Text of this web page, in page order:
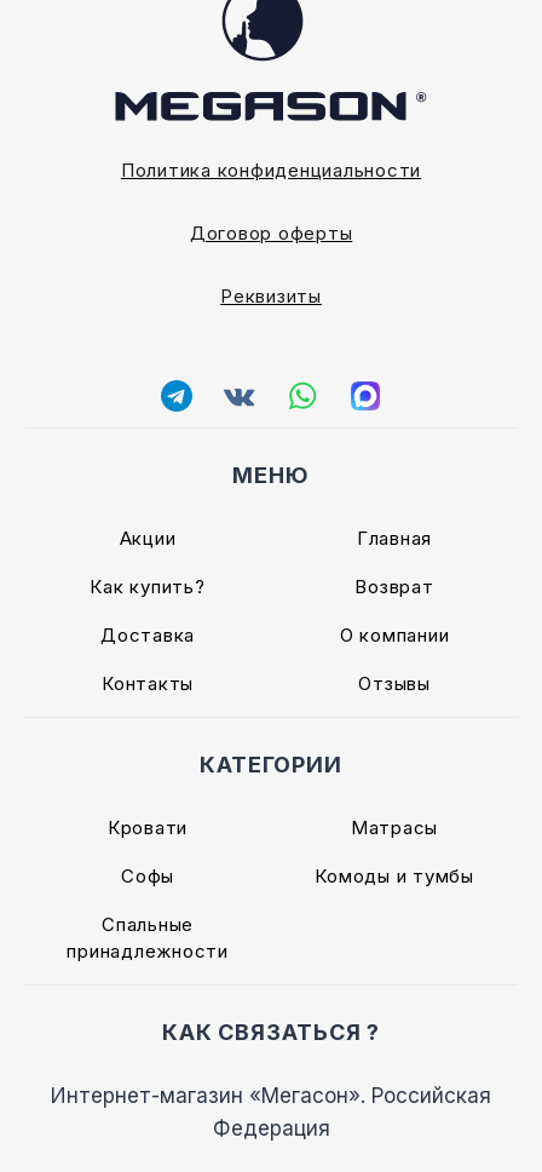
Политика конфиденциальности
Договор оферты
Реквизиты
МЕНЮ
Акции Главная
Как купить? Возврат
Доставка О компании
Контакты Отзывы
КАТЕГОРИИ
Кровати Матрасы
Софы Комоды и тумбы
Спальные
принадлежности
КАК СВЯЗАТЬСЯ ?
Интернет-магазин «Мегасон». Российская
Федерация